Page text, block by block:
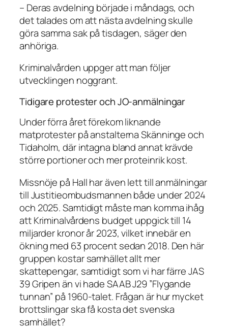
– Deras avdelning började i måndags, och
det talades om att nästa avdelning skulle
göra samma sak på tisdagen, säger den
anhöriga.
Kriminalvården uppger att man följer
utvecklingen noggrant.
Tidigare protester och JO-anmälningar
Under förra året förekom liknande
matprotester på anstalterna Skänninge och
Tidaholm, där intagna bland annat krävde
större portioner och mer proteinrik kost.
Missnöje på Hall har även lett till anmälningar
till Justitieombudsmannen både under 2024
och 2025. Samtidigt måste man komma ihåg
att Kriminalvårdens budget uppgick till 14
miljarder kronor år 2023, vilket innebär en
ökning med 63 procent sedan 2018. Den här
gruppen kostar samhället allt mer
skattepengar, samtidigt som vi har färre JAS
39 Gripen än vi hade SAAB J29 ”Flygande
tunnan” på 1960-talet. Frågan är hur mycket
brottslingar ska få kosta det svenska
samhället?